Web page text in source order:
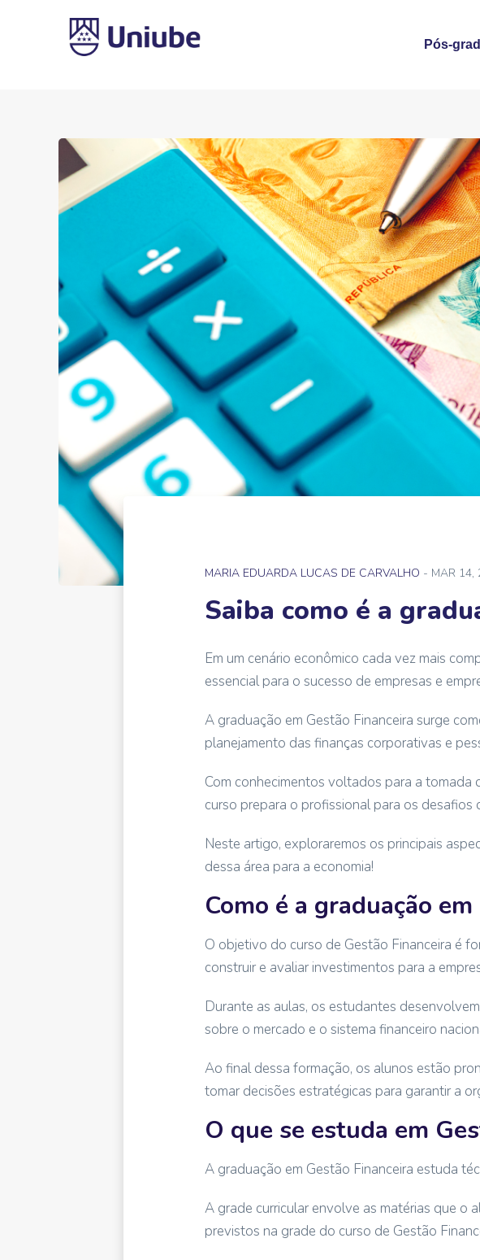
Pós-
MARIA EDUARDA LUCAS DE CARVALHO - MAR 14,
Saiba como é a
Em um cenário econômico cada vez mais
essencial para o sucesso de empresas e
A graduação em Gestão Financeira surge
planejamento das finanças corporativas e
Com conhecimentos voltados para a tomada
curso prepara o profissional para os desafios
Neste artigo, exploraremos os principais
dessa área para a economia!
Como é a graduação
O objetivo do curso de Gestão Financeira é
construir e avaliar investimentos para a
Durante as aulas, os estudantes
sobre o mercado e o sistema financeiro
Ao final dessa formação, os alunos estão
tomar decisões estratégicas para garantir a
O que se estuda em
A graduação em Gestão Financeira estuda
A grade curricular envolve as matérias que o
previstos na grade do curso de Gestão